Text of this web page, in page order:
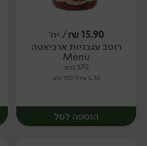
יח׳
15.90
₪/ יח׳
רוטב עגבניות ארביאטה
Menu
370 גרם
4.30 ₪ ל-100 גרם
הוספה לסל